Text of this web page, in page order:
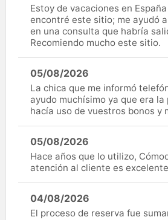
Estoy de vacaciones en
encontré este sitio; me ayudó
en una consulta que habría
Recomiendo mucho este sitio.
05/08/2026
La chica que me informó
ayudo muchísimo ya que era la
hacía uso de vuestros bonos y
05/08/2026
Hace años que lo utilizo,
atención al cliente es
04/08/2026
El proceso de reserva fue